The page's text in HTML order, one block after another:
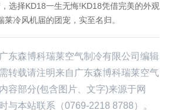
择KD18一生无悔!KD18凭借完美的外观
冷风机届的团宠，实至名归。
东森博科瑞莱空气制冷有限公司编辑
转载请注明来自广东森博科瑞莱空气
容部分(包含图片、文字)来源于网
与本站联系（0769-2218 8788）。